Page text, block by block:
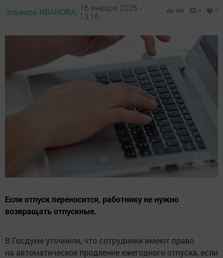
Эльвира ИВАНОВА, 16 января 2025 -
13:16
569 0 0
Если отпуск переносится, работнику не нужно
возвращать отпускные.
В Госдуме уточнили, что сотрудники имеют право
на автоматическое продление ежегодного отпуска, если